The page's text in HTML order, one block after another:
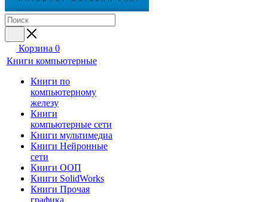
Корзина 0
Книги компьютерные
Книги по
компьютерному
железу
Книги
компьютерные сети
Книги мультимедиа
Книги Нейронные
сети
Книги ООП
Книги SolidWorks
Книги Прочая
графика